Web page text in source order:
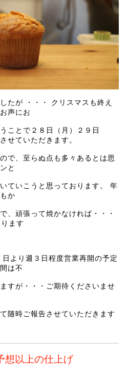
たが ・・・ クリスマスも終え
声にお
ことで２８日（月）２９日
せていただきます。
で、至らぬ点も多々あるとは思
と
ていこうと思っております。 年
か
、頑張って焼かなければ・・・
ます
より週３日程度営業再開の予定
は不
すが・・・ご期待くださいませ
随時ご報告させていただきます
以上の仕上げ